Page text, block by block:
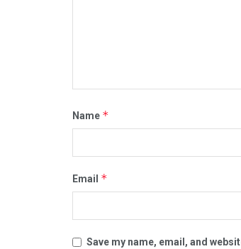
Name *
Email *
Save my name, email, and